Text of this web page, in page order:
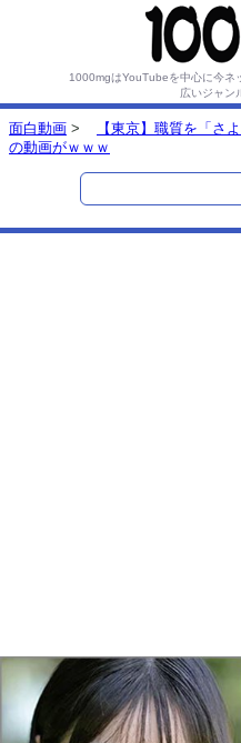
1000mgはYouTubeを中心に今ネ
広いジャン
面白動画 >
【東京】職質を「さ
の動画がｗｗｗ